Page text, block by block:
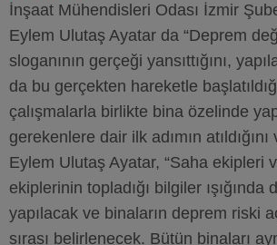
İnşaat Mühendisleri Odası İzmir
Eylem Ulutaş Ayatar da “Deprem
sloganının gerçeği yansıttığını,
da bu gerçekten hareketle
çalışmalarla birlikte bina özelinde
gerekenlere dair ilk adımın
Eylem Ulutaş Ayatar, “Saha ekipleri
ekiplerinin topladığı bilgiler ışığında
yapılacak ve binaların deprem riski
sırası belirlenecek. Bütün binaları